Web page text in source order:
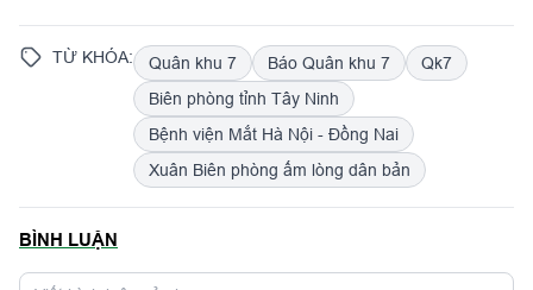
TỪ KHÓA: Quân khu 7 Báo Quân khu 7
Qk7
Biên phòng tỉnh Tây Ninh
Bệnh viện Mắt Hà Nội - Đồng Nai
Xuân Biên phòng ấm lòng dân bản
BÌNH LUẬN